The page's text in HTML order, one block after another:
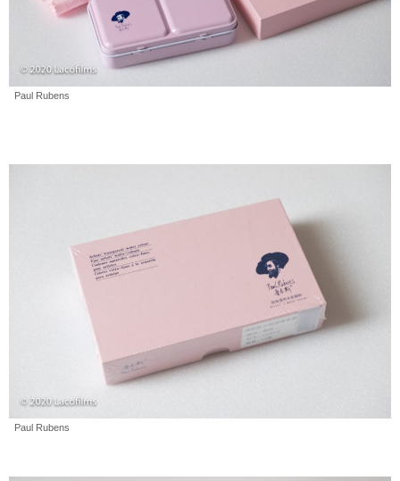
Paul Rubens
Paul Rubens